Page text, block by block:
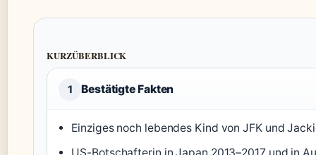
KURZÜBERBLICK
1 Bestätigte Fakten
Einziges noch lebendes Kind von JFK und